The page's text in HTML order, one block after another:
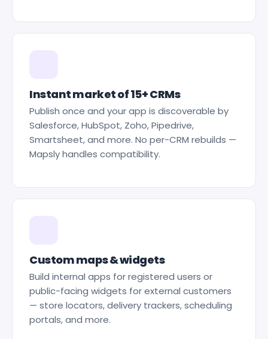
Instant market of 15+ CRMs
Publish once and your app is discoverable by
Salesforce, HubSpot, Zoho, Pipedrive,
Smartsheet, and more. No per-CRM rebuilds —
Mapsly handles compatibility.
Custom maps & widgets
Build internal apps for registered users or
public-facing widgets for external customers
— store locators, delivery trackers, scheduling
portals, and more.